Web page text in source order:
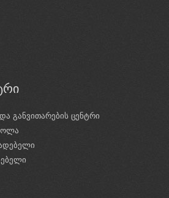
განვითარების ცენტრი